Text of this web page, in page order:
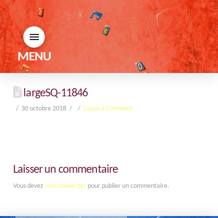
MENU
largeSQ-11846
30 octobre 2018 Leave a Comment
Laisser un commentaire
Vous devez vous connecterpour publier un commentaire.